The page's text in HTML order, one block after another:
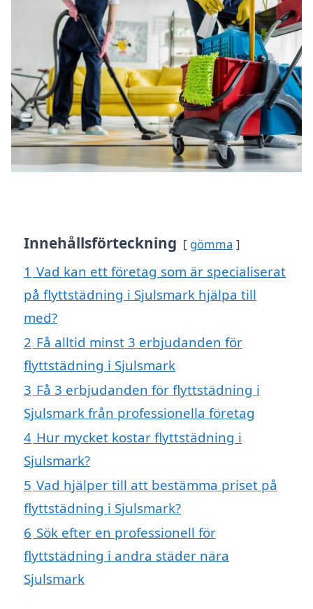
Innehållsförteckning gömma
1 Vad kan ett företag som är specialiserat
på flyttstädning i Sjulsmark hjälpa till
med?
2 Få alltid minst 3 erbjudanden för
flyttstädning i Sjulsmark
3 Få 3 erbjudanden för flyttstädning i
Sjulsmark från professionella företag
4 Hur mycket kostar flyttstädning i
Sjulsmark?
5 Vad hjälper till att bestämma priset på
flyttstädning i Sjulsmark?
6 Sök efter en professionell för
flyttstädning i andra städer nära
Sjulsmark